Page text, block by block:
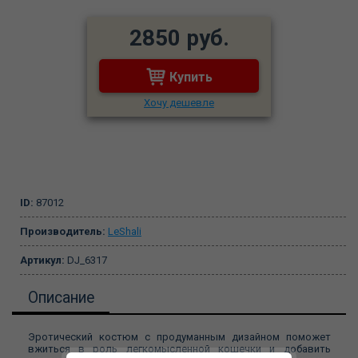
2850 руб.
Купить
Хочу дешевле
ID: 87012
Производитель: LeShali
Артикул: DJ_6317
Описание
Эротический костюм с продуманным дизайном поможет
вжиться в роль легкомысленной кошечки и добавить